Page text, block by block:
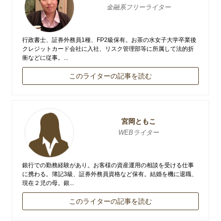
金融系フリーライター
行政書士、証券外務員1種、FP2級保有。お茶の水女子大学卒業後
クレジットカード会社に入社、リスク管理部等に所属して法的折
衝などに従事。...
このライターの記事を読む
宮岡ともこ
WEBライター
銀行での勤務経験があり。お客様の資産運用の相談を受ける仕事
に携わる。簿記3級、証券外務員資格など保有。結婚を機に退職、
現在２児の母。銀...
このライターの記事を読む